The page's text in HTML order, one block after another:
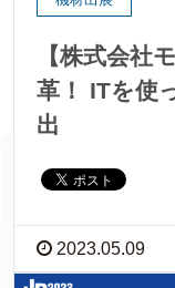
【株式会社
革！ ITを使
出
2023.05.09